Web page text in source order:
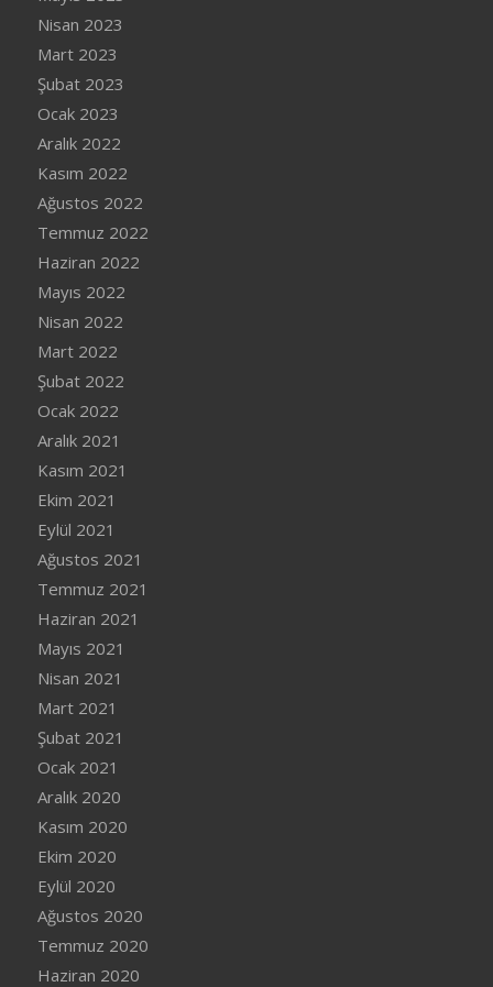
Nisan 2023
Mart 2023
Şubat 2023
Ocak 2023
Aralık 2022
Kasım 2022
Ağustos 2022
Temmuz 2022
Haziran 2022
Mayıs 2022
Nisan 2022
Mart 2022
Şubat 2022
Ocak 2022
Aralık 2021
Kasım 2021
Ekim 2021
Eylül 2021
Ağustos 2021
Temmuz 2021
Haziran 2021
Mayıs 2021
Nisan 2021
Mart 2021
Şubat 2021
Ocak 2021
Aralık 2020
Kasım 2020
Ekim 2020
Eylül 2020
Ağustos 2020
Temmuz 2020
Haziran 2020